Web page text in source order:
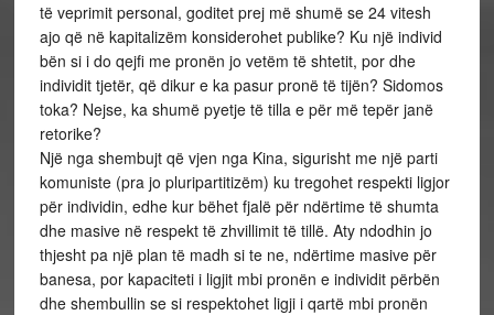
të veprimit personal, goditet prej më shumë se 24 vitesh
ajo që në kapitalizëm konsiderohet publike? Ku një individ
bën si i do qejfi me pronën jo vetëm të shtetit, por dhe
individit tjetër, që dikur e ka pasur pronë të tijën? Sidomos
toka? Nejse, ka shumë pyetje të tilla e për më tepër janë
retorike?
Një nga shembujt që vjen nga Kina, sigurisht me një parti
komuniste (pra jo pluripartitizëm) ku tregohet respekti ligjor
për individin, edhe kur bëhet fjalë për ndërtime të shumta
dhe masive në respekt të zhvillimit të tillë. Aty ndodhin jo
thjesht pa një plan të madh si te ne, ndërtime masive për
banesa, por kapaciteti i ligjit mbi pronën e individit përbën
dhe shembullin se si respektohet ligji i qartë mbi pronën